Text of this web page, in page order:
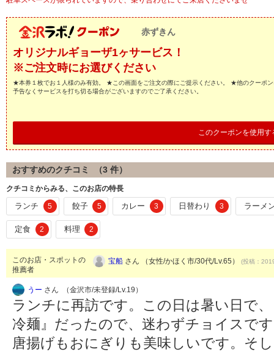
赤ずきん
オリジナルギョーザ1ヶサービス！
※ご注文時にお選びください
★本券１枚でお１人様のみ有効。 ★この画面をご注文の際にご提示ください。 ★他のクーポ
予告なくサービスを打ち切る場合がございますのでご了承ください。
このクーポンを使用す
おすすめのクチコミ （3 件）
クチコミからみる、このお店の特長
ランチ 5 餃子 5 カレー 3 日替わり 3 ラーメ
定食 2 料理 2
このお店・スポットの
推薦者
宝船 さん （女性/かほく市/30代/Lv.65） (投稿：
うー さん （金沢市/未登録/Lv.19）
ランチに再訪です。この日は暑い日で
冷麺』だったので、迷わずチョイスで
唐揚げもおにぎりも美味しいです。そ